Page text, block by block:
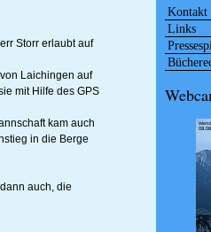
Storr erlaubt auf
Laichingen auf
mit Hilfe des GPS
kam auch
in die Berge
auch, die
Kontakt
Links